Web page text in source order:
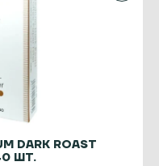
DARK ROAST
ШТ.